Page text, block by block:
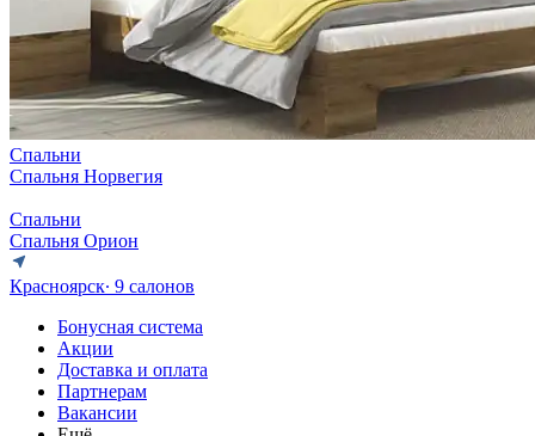
Спальни
Спальня Норвегия
Спальни
Спальня Орион
Красноярск∙ 9 салонов
Бонусная система
Акции
Доставка и оплата
Партнерам
Вакансии